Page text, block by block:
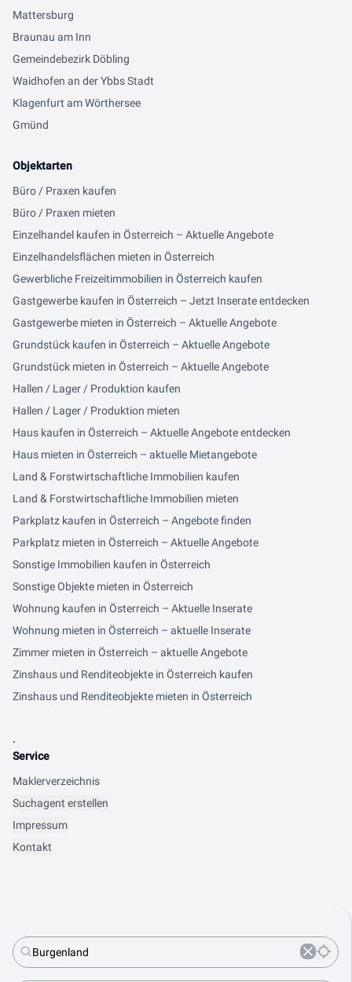
Mattersburg
Braunau am Inn
Gemeindebezirk Döbling
Waidhofen an der Ybbs Stadt
Klagenfurt am Wörthersee
Gmünd
Objektarten
Büro / Praxen kaufen
Büro / Praxen mieten
Einzelhandel kaufen in Österreich – Aktuelle Angebote
Einzelhandelsflächen mieten in Österreich
Gewerbliche Freizeitimmobilien in Österreich kaufen
Gastgewerbe kaufen in Österreich – Jetzt Inserate entdecken
Gastgewerbe mieten in Österreich – Aktuelle Angebote
Grundstück kaufen in Österreich – Aktuelle Angebote
Grundstück mieten in Österreich – Aktuelle Angebote
Hallen / Lager / Produktion kaufen
Hallen / Lager / Produktion mieten
Haus kaufen in Österreich – Aktuelle Angebote entdecken
Haus mieten in Österreich – aktuelle Mietangebote
Land & Forstwirtschaftliche Immobilien kaufen
Land & Forstwirtschaftliche Immobilien mieten
Parkplatz kaufen in Österreich – Angebote finden
Parkplatz mieten in Österreich – Aktuelle Angebote
Sonstige Immobilien kaufen in Österreich
Sonstige Objekte mieten in Österreich
Wohnung kaufen in Österreich – Aktuelle Inserate
Wohnung mieten in Österreich – aktuelle Inserate
Zimmer mieten in Österreich – aktuelle Angebote
Zinshaus und Renditeobjekte in Österreich kaufen
Zinshaus und Renditeobjekte mieten in Österreich
.
Service
Maklerverzeichnis
Suchagent erstellen
Impressum
Kontakt